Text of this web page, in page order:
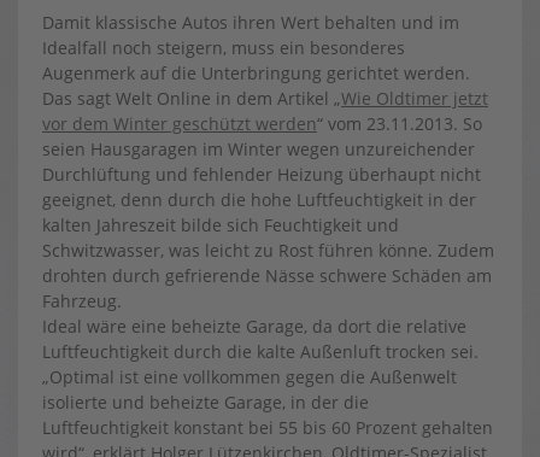
Damit klassische Autos ihren Wert behalten und im
Idealfall noch steigern, muss ein besonderes
Augenmerk auf die Unterbringung gerichtet werden.
Das sagt Welt Online in dem Artikel „Wie Oldtimer jetzt
vor dem Winter geschützt werden“ vom 23.11.2013. So
seien Hausgaragen im Winter wegen unzureichender
Durchlüftung und fehlender Heizung überhaupt nicht
geeignet, denn durch die hohe Luftfeuchtigkeit in der
kalten Jahreszeit bilde sich Feuchtigkeit und
Schwitzwasser, was leicht zu Rost führen könne. Zudem
drohten durch gefrierende Nässe schwere Schäden am
Fahrzeug.
Ideal wäre eine beheizte Garage, da dort die relative
Luftfeuchtigkeit durch die kalte Außenluft trocken sei.
„Optimal ist eine vollkommen gegen die Außenwelt
isolierte und beheizte Garage, in der die
Luftfeuchtigkeit konstant bei 55 bis 60 Prozent gehalten